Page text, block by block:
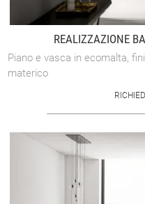
REALIZZAZIONE
Piano e vasca in ecomalta,
materico